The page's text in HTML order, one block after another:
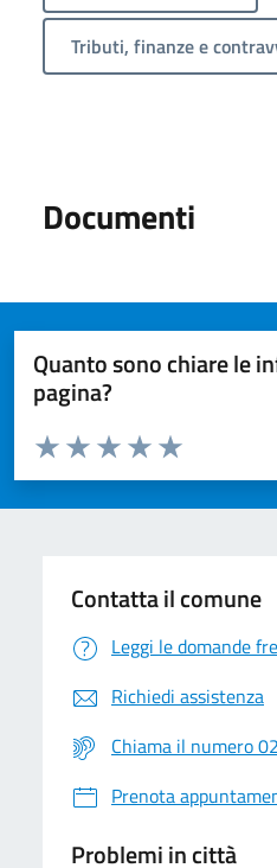
Tributi, finanze e
Documenti
Quanto sono chiare le
pagina?
Valuta da 1 a 5 stelle la pagina
Valuta 5 stelle
Valuta 4 stelle su
Valuta 3 stelle su 5
Valuta 2 stelle su 5
Valuta 1 stelle su 5
Contatta il comune
Leggi le domande
Richiedi assistenza
Chiama il numero
Prenota
Problemi in città